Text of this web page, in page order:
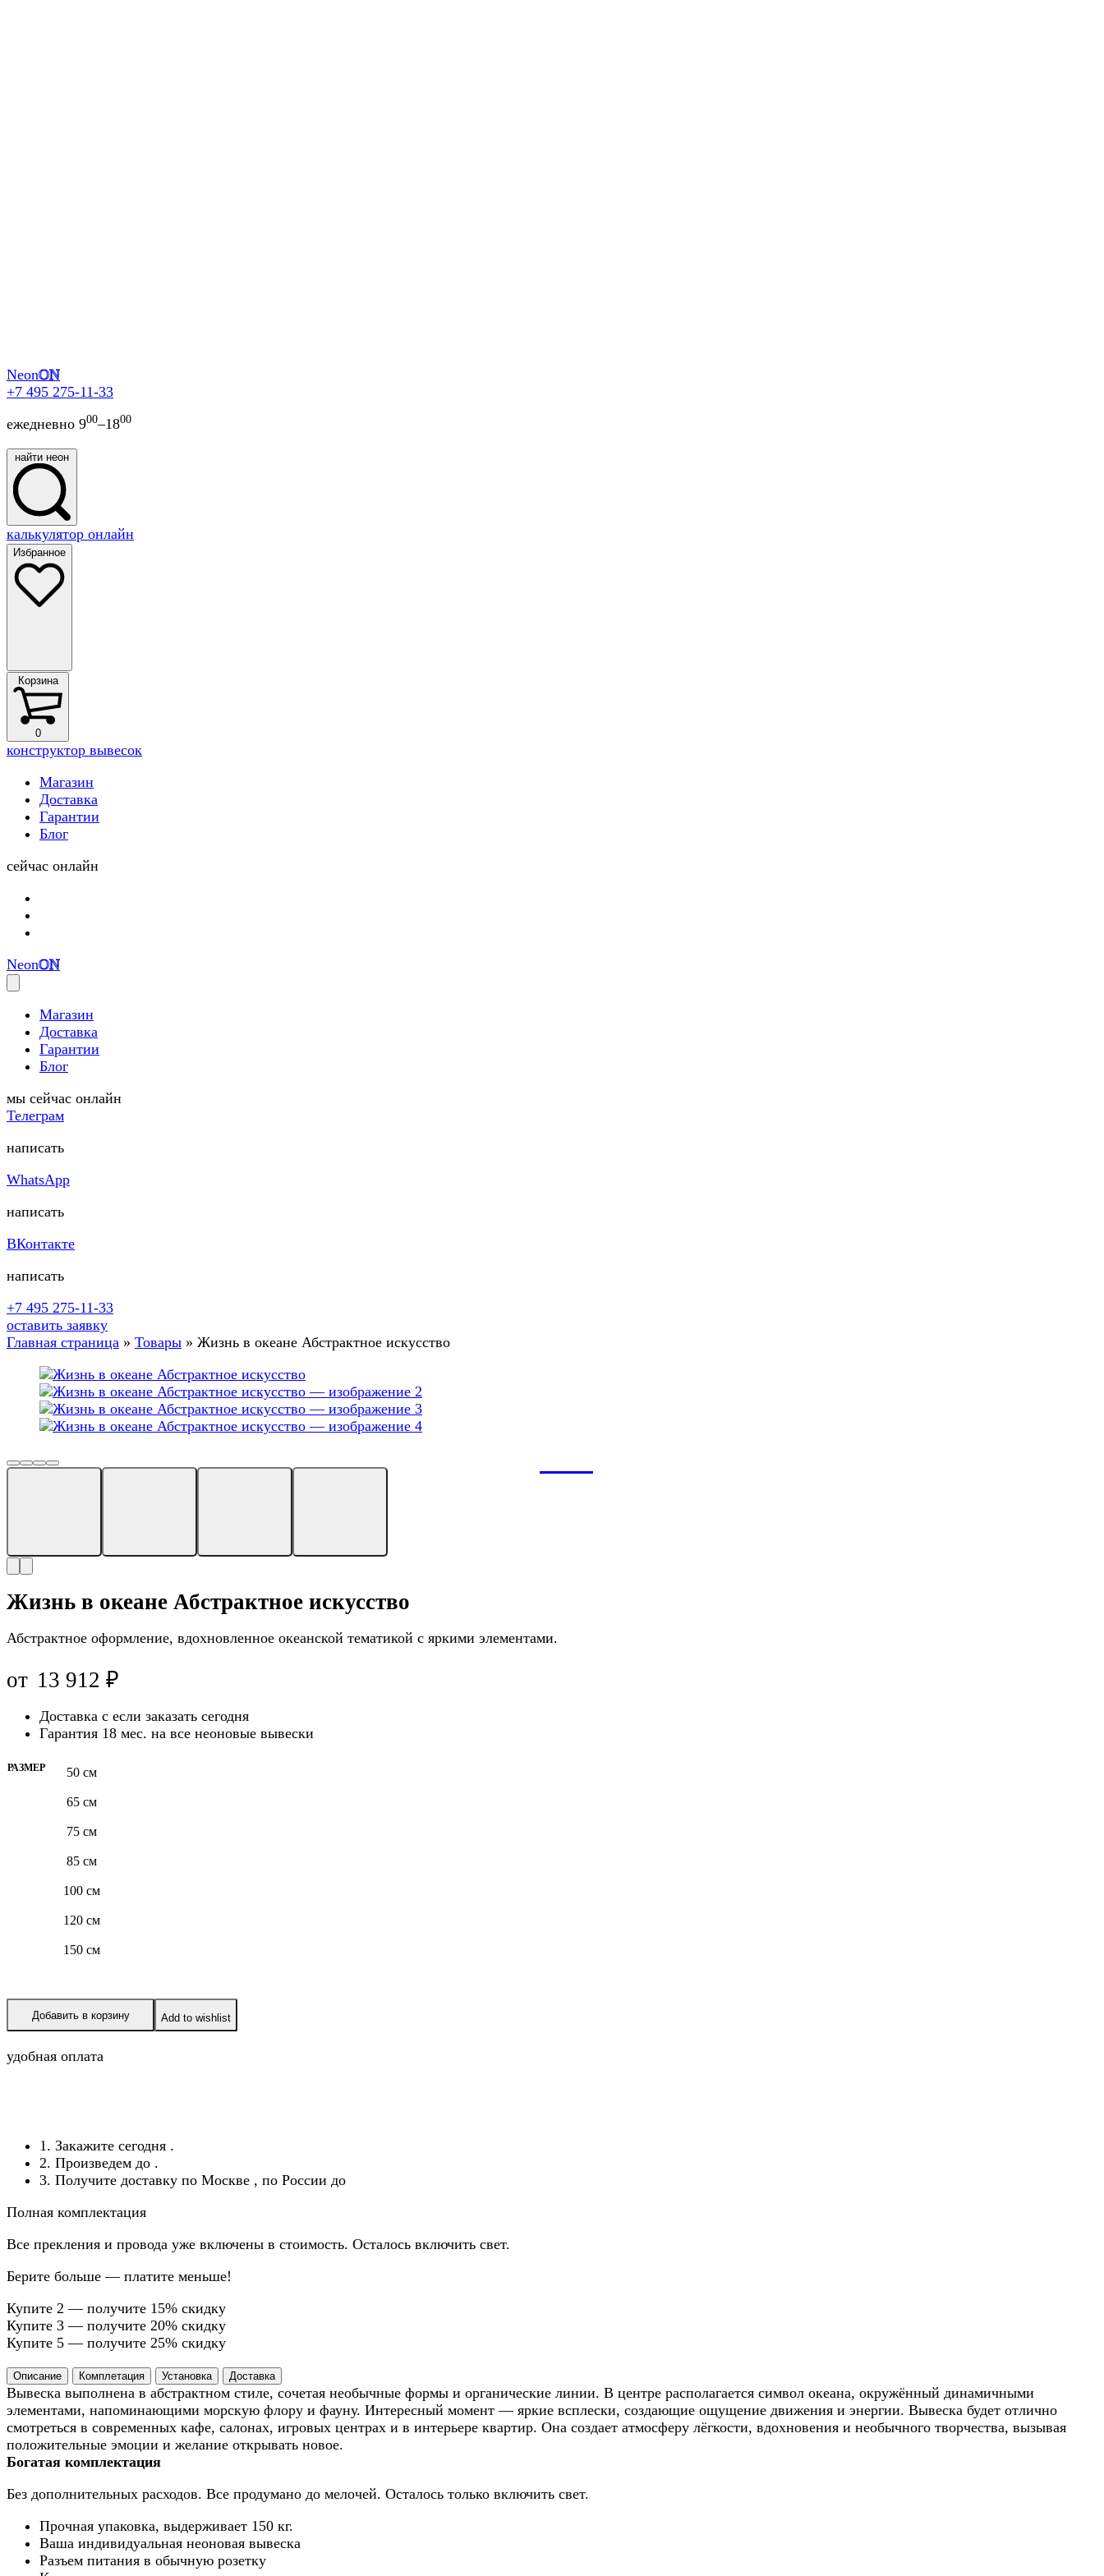
NeonON
+7 495 275-11-33
ежедневно 900–1800
найти неон
найти
неон
калькулятор онлайн
Избранное
Корзина
0Корзина
(0)
конструктор вывесок
Магазин
Доставка
Гарантии
Блог
сейчас онлайн
NeonON
Магазин
Доставка
Гарантии
Блог
мы сейчас онлайн
Телеграм
написать
WhatsApp
написать
ВКонтакте
написать
+7 495 275-11-33
оставить заявку
Главная страница » Товары » Жизнь в океане Абстрактное искусство
Жизнь в океане Абстрактное искусство
Абстрактное оформление, вдохновленное океанской тематикой с яркими элементами.
от 13 912 ₽
Доставка с если заказать сегодня
Гарантия 18 мес. на все неоновые вывески
РАЗМЕР 50 см
65 см
75 см
85 см
100 см
120 см
150 см
Добавить в корзину Add to wishlist
удобная оплата
1. Закажите сегодня .
2. Произведем до .
3. Получите доставку по Москве , по России до
Полная комплектация
Все прекления и провода уже включены в стоимость. Осталось включить свет.
Берите больше — платите меньше!
Купите 2 — получите 15% скидку
Купите 3 — получите 20% скидку
Купите 5 — получите 25% скидку
Описание Комплетация Установка Доставка
Вывеска выполнена в абстрактном стиле, сочетая необычные формы и органические линии. В центре располагается символ океана, окружённый динамичными
элементами, напоминающими морскую флору и фауну. Интересный момент — яркие всплески, создающие ощущение движения и энергии. Вывеска будет отлично
смотреться в современных кафе, салонах, игровых центрах и в интерьере квартир. Она создает атмосферу лёгкости, вдохновения и необычного творчества, вызывая
положительные эмоции и желание открывать новое.
Богатая комплектация
Без дополнительных расходов. Все продумано до мелочей. Осталось только включить свет.
Прочная упаковка, выдерживает 150 кг.
Ваша индивидуальная неоновая вывеска
Разъем питания в обычную розетку